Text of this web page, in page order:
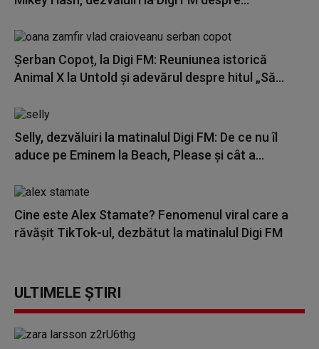
Șerban Copoț, la Digi FM: Reuniunea istorică
Animal X la Untold și adevărul despre hitul „Să...
Selly, dezvăluiri la matinalul Digi FM: De ce nu îl
aduce pe Eminem la Beach, Please și cât a...
Cine este Alex Stamate? Fenomenul viral care a
răvășit TikTok-ul, dezbătut la matinalul Digi FM
ULTIMELE ȘTIRI